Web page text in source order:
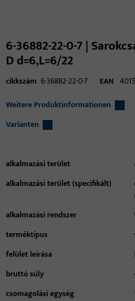
6-36882-22-0-7 |
D d=6,L=6/22
cikkszám 6-36882-22-0-7 EAN
Weitere Produktinformationen
Varianten
alkalmazási terület
alkalmazási terület (specifikált)
alkalmazási rendszer
terméktípus
felület leírása
bruttó súly
csomagolási egység